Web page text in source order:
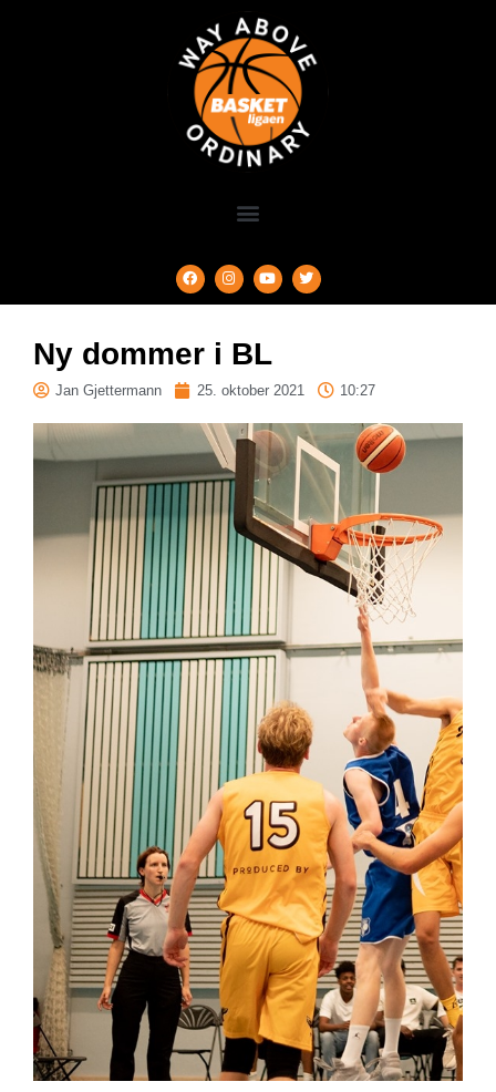
Ny dommer i BL
Jan Gjettermann 25. oktober 2021 10:27